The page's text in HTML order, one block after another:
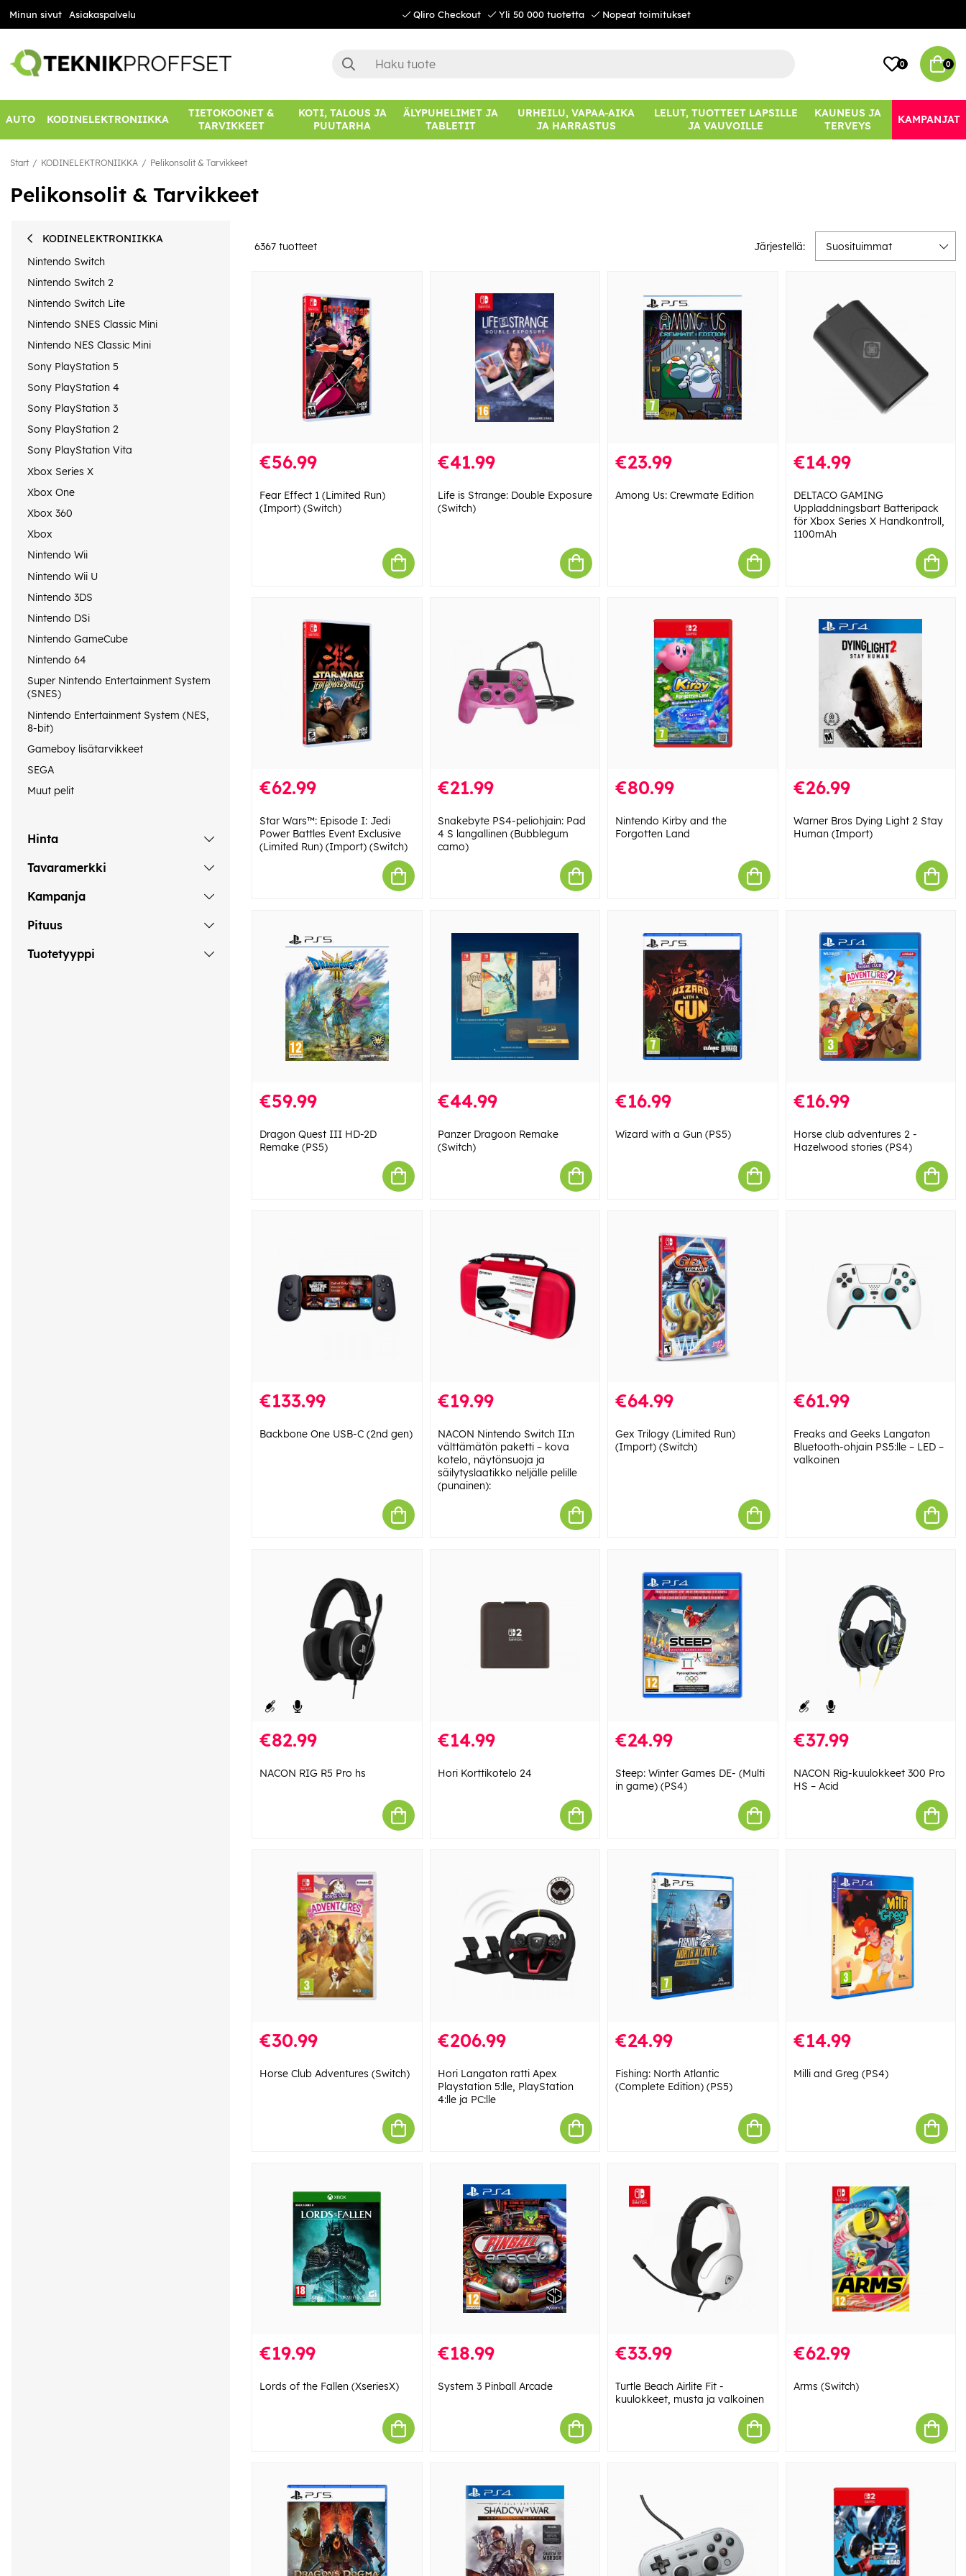
Minun sivut Asiakaspalvelu Qliro Checkout Yli 50 000 tuotetta Nopeat toimitukset
0 0
AUTO KODINELEKTRONIIKKA
TIETOKOONET &
TARVIKKEET
KOTI, TALOUS JA
PUUTARHA
ÄLYPUHELIMET JA
TABLETIT
URHEILU, VAPAA-AIKA
JA HARRASTUS
LELUT, TUOTTEET LAPSILLE
JA VAUVOILLE
KAUNEUS JA
TERVEYS
KAMPANJAT
Start KODINELEKTRONIIKKA Pelikonsolit & Tarvikkeet
Pelikonsolit & Tarvikkeet
KODINELEKTRONIIKKA
Nintendo Switch
Nintendo Switch 2
Nintendo Switch Lite
Nintendo SNES Classic Mini
Nintendo NES Classic Mini
Sony PlayStation 5
Sony PlayStation 4
Sony PlayStation 3
Sony PlayStation 2
Sony PlayStation Vita
Xbox Series X
Xbox One
Xbox 360
Xbox
Nintendo Wii
Nintendo Wii U
Nintendo 3DS
Nintendo DSi
Nintendo GameCube
Nintendo 64
Super Nintendo Entertainment System
(SNES)
Nintendo Entertainment System (NES,
8-bit)
Gameboy lisätarvikkeet
SEGA
Muut pelit
Hinta
Tavaramerkki
Kampanja
Pituus
Tuotetyyppi
6367 tuotteet Järjestellä: Suosituimmat
€56.99
Fear Effect 1 (Limited Run)
(Import) (Switch)
€41.99
Life is Strange: Double Exposure
(Switch)
€23.99
Among Us: Crewmate Edition
€14.99
DELTACO GAMING
Uppladdningsbart Batteripack
för Xbox Series X Handkontroll,
1100mAh
€62.99
Star Wars™: Episode I: Jedi
Power Battles Event Exclusive
(Limited Run) (Import) (Switch)
€21.99
Snakebyte PS4-peliohjain: Pad
4 S langallinen (Bubblegum
camo)
€80.99
Nintendo Kirby and the
Forgotten Land
€26.99
Warner Bros Dying Light 2 Stay
Human (Import)
€59.99
Dragon Quest III HD-2D
Remake (PS5)
€44.99
Panzer Dragoon Remake
(Switch)
€16.99
Wizard with a Gun (PS5)
€16.99
Horse club adventures 2 -
Hazelwood stories (PS4)
€133.99
Backbone One USB-C (2nd gen)
€19.99
NACON Nintendo Switch II:n
välttämätön paketti – kova
kotelo, näytönsuoja ja
säilytyslaatikko neljälle pelille
(punainen):
€64.99
Gex Trilogy (Limited Run)
(Import) (Switch)
€61.99
Freaks and Geeks Langaton
Bluetooth-ohjain PS5:lle – LED –
valkoinen
€82.99
NACON RIG R5 Pro hs
€14.99
Hori Korttikotelo 24
€24.99
Steep: Winter Games DE- (Multi
in game) (PS4)
€37.99
NACON Rig-kuulokkeet 300 Pro
HS – Acid
€30.99
Horse Club Adventures (Switch)
€206.99
Hori Langaton ratti Apex
Playstation 5:lle, PlayStation
4:lle ja PC:lle
€24.99
Fishing: North Atlantic
(Complete Edition) (PS5)
€14.99
Milli and Greg (PS4)
€19.99
Lords of the Fallen (XseriesX)
€18.99
System 3 Pinball Arcade
€33.99
Turtle Beach Airlite Fit -
kuulokkeet, musta ja valkoinen
€62.99
Arms (Switch)